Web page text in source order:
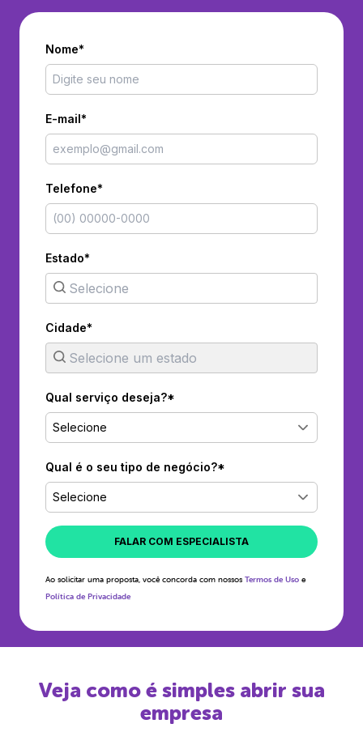
Nome*
E-mail*
Telefone*
Estado*
Cidade*
Qual serviço deseja?*
Selecione
Qual é o seu tipo de negócio?*
Selecione
FALAR COM ESPECIALISTA
Ao solicitar uma proposta, você concorda com nossos Termos de Uso e
Política de Privacidade
Veja como é simples abrir sua
empresa